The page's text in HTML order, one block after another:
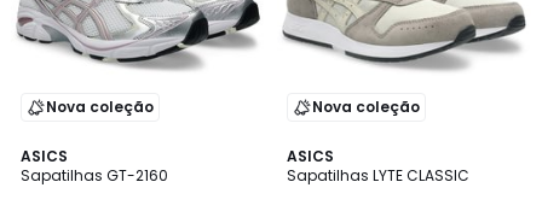
Nova coleção
ASICS
Sapatilhas GT-2160
4,9
/ 5
Nova coleção
ASICS
Sapatilhas LYTE CLASSIC
4,8
/ 5